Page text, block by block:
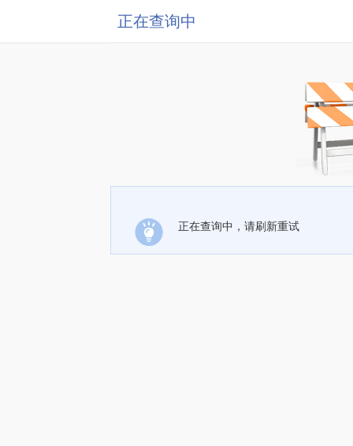
正在查询中
正在查询中，请刷新重试